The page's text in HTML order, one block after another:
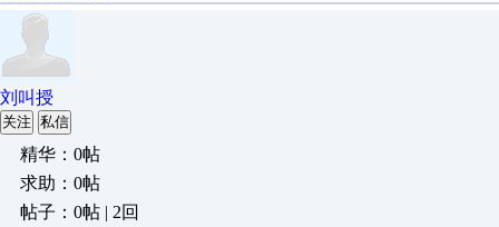
刘叫授
关注 私信
精华：0帖
求助：0帖
帖子：0帖 | 2回